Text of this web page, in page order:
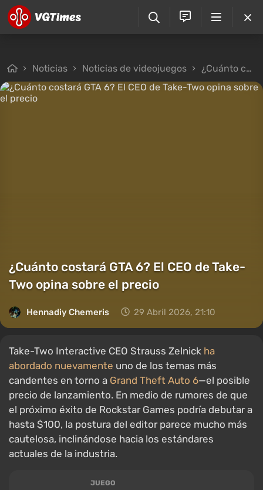
Noticias Noticias de videojuegos ¿Cuánto costará GTA 6? El CEO de Take-Two opina sobre el precio
¿Cuánto costará GTA 6? El CEO de Take-
Two opina sobre el precio
Hennadiy Chemеris 29 Abril 2026, 21:10
Take-Two Interactive CEO Strauss Zelnick ha
abordado nuevamente uno de los temas más
candentes en torno a Grand Theft Auto 6—el posible
precio de lanzamiento. En medio de rumores de que
el próximo éxito de Rockstar Games podría debutar a
hasta $100, la postura del editor parece mucho más
cautelosa, inclinándose hacia los estándares
actuales de la industria.
JUEGO